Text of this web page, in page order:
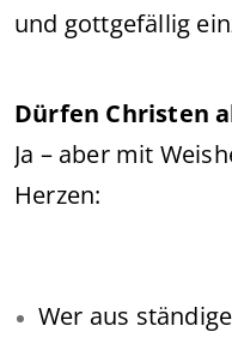
und gottgefällig
Dürfen Christen
Ja – aber mit
Herzen:
Wer aus